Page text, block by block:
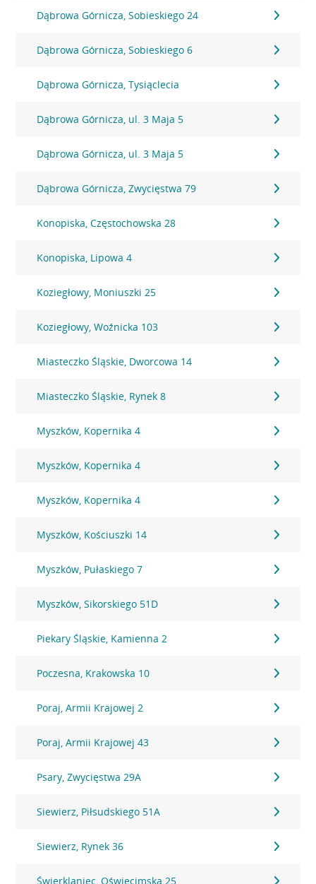
Dąbrowa Górnicza, Sobieskiego 24
Dąbrowa Górnicza, Sobieskiego 6
Dąbrowa Górnicza, Tysiąclecia
Dąbrowa Górnicza, ul. 3 Maja 5
Dąbrowa Górnicza, ul. 3 Maja 5
Dąbrowa Górnicza, Zwycięstwa 79
Konopiska, Częstochowska 28
Konopiska, Lipowa 4
Koziegłowy, Moniuszki 25
Koziegłowy, Woźnicka 103
Miasteczko Śląskie, Dworcowa 14
Miasteczko Śląskie, Rynek 8
Myszków, Kopernika 4
Myszków, Kopernika 4
Myszków, Kopernika 4
Myszków, Kościuszki 14
Myszków, Pułaskiego 7
Myszków, Sikorskiego 51D
Piekary Śląskie, Kamienna 2
Poczesna, Krakowska 10
Poraj, Armii Krajowej 2
Poraj, Armii Krajowej 43
Psary, Zwycięstwa 29A
Siewierz, Piłsudskiego 51A
Siewierz, Rynek 36
Świerklaniec, Oświęcimska 25